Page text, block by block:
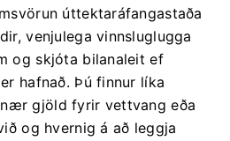
úttektaráfangastaða
venjulega vinnsluglugga
og skjóta bilanaleit ef
hafnað. Þú finnur líka
gjöld fyrir vettvang eða
og hvernig á að leggja